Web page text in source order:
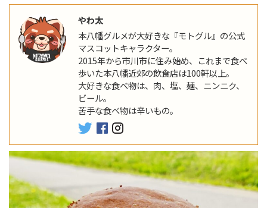
やわ太
本八幡グルメが大好きな『モトグル』の公式
マスコットキャラクター。
2015年から市川市に住み始め、これまで食べ
歩いた本八幡近郊の飲食店は100軒以上。
大好きな食べ物は、肉、塩、麺、ニンニク、
ビール。
苦手な食べ物は辛いもの。